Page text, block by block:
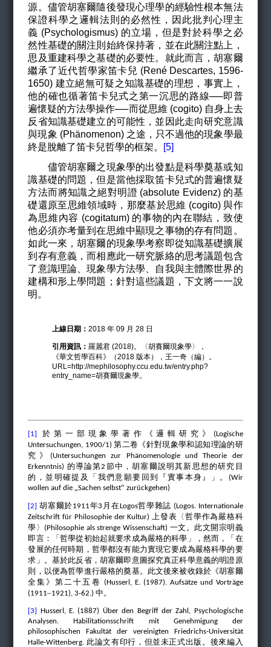
源。儘管胡塞爾隨後發現心理學的經驗性根本無法
保證科學之邏輯法則的必然性，因此批判心理主
義 (Psychologismus) 的立場，但是對於科學之必
然性基礎的關注則始終保持著，並在此關注點上，
思及重建科學之基礎的必要性。就此而言，胡塞爾
繼承了近代哲學家笛卡兒 (RenéDescartes, 1596-
1650) 建立絕無可疑之知識基礎的理想，事實上，
他的確也循著笛卡兒式之第一沉思的路線──即普
遍懷疑的方法學操作──而從思維 (cogito) 自身上去
反省知識基礎建立的可能性，並因此走向研究意識
與現象 (Phänomenon) 之途，只不過他的現象學最
終是脫離了笛卡兒哲學的框架。 [5]
儘管胡塞爾之現象學的出發點是科學奠基或知
識基礎的問題，但是當他採取笛卡兒式的普遍懷疑
方法而將知識之絕對明證 (absolute Evidenz) 的基
礎還原至思維領域時，那麼基於思維 (cogito)與作
為思維內容 (cogitatum) 的事物的內在聯結，致使
他必須亦考量到在思維中顯現之事物的存有問題。
如此一來，胡塞爾的現象學考察即從知識基礎擴展
到存有意義，而相應此一研究脈絡的思考議題包含
了意識理論、現象學方法學、自我與主體際世界的
建構和形上學問題；針對這些議題， 下文將一一說
明。
上線日期：2018 年 09 月 28 日
引用資訊：羅麗君 (2018)。〈胡賽爾現象學〉，
《華文哲學百科》（2018 版本），王一奇（編）。
URL=http://mephilosophy.ccu.edu.tw/entry.php?
entry_name=胡賽爾現象學。
[1] 於第一部現象學著作《邏輯研究》
(Logische
Untersuchungen, 1900/1)第二卷《針對現象學和認知理論的研
究》
(Untersuchungen zur Phänomenologie und Theorie der
Erkenntnis) 的導論第2 節中，胡塞爾說明其新思想的研究目
的，並明確提及「我們意願要回到『實事本身』」。
(Wir
wollen auf die „Sachen selbst“ zurückgehen)
[2] 胡塞爾於1911年3 月在Logos哲學雜誌 (Logos. Internationale
Zeitschrift für Philosophie der Kultur)上發表〈哲學作為嚴格科
學〉
(Philosophie als strenge Wissenschaft) 一文。此文開宗明義
即言：「哲學從初始起就要求成為嚴格的科學」，然而，「在
發展的任何時期，哲學都沒有能力實現它要成為嚴格科學的要
求」。基於此反省，胡塞爾即意圖探究真正科學意義的明證原
則，以便為哲學進行嚴格的奠基。此文後來被收錄於《胡塞爾
全集》第二十五卷
(Husserl, E. (1987). Aufsätze und Vorträge
(1911–1921), 3-62.)中。
[3]
Husserl, E. (1887) Über den Begriff der Zahl, Psychologische
Analysen. Habilitationsschrift mit Genehmigung der
philosophischen Fakultät der vereinigten Friedrichs-Universität
Halle-Wittenberg. 此論文有印行，但並未正式出版。後來編入